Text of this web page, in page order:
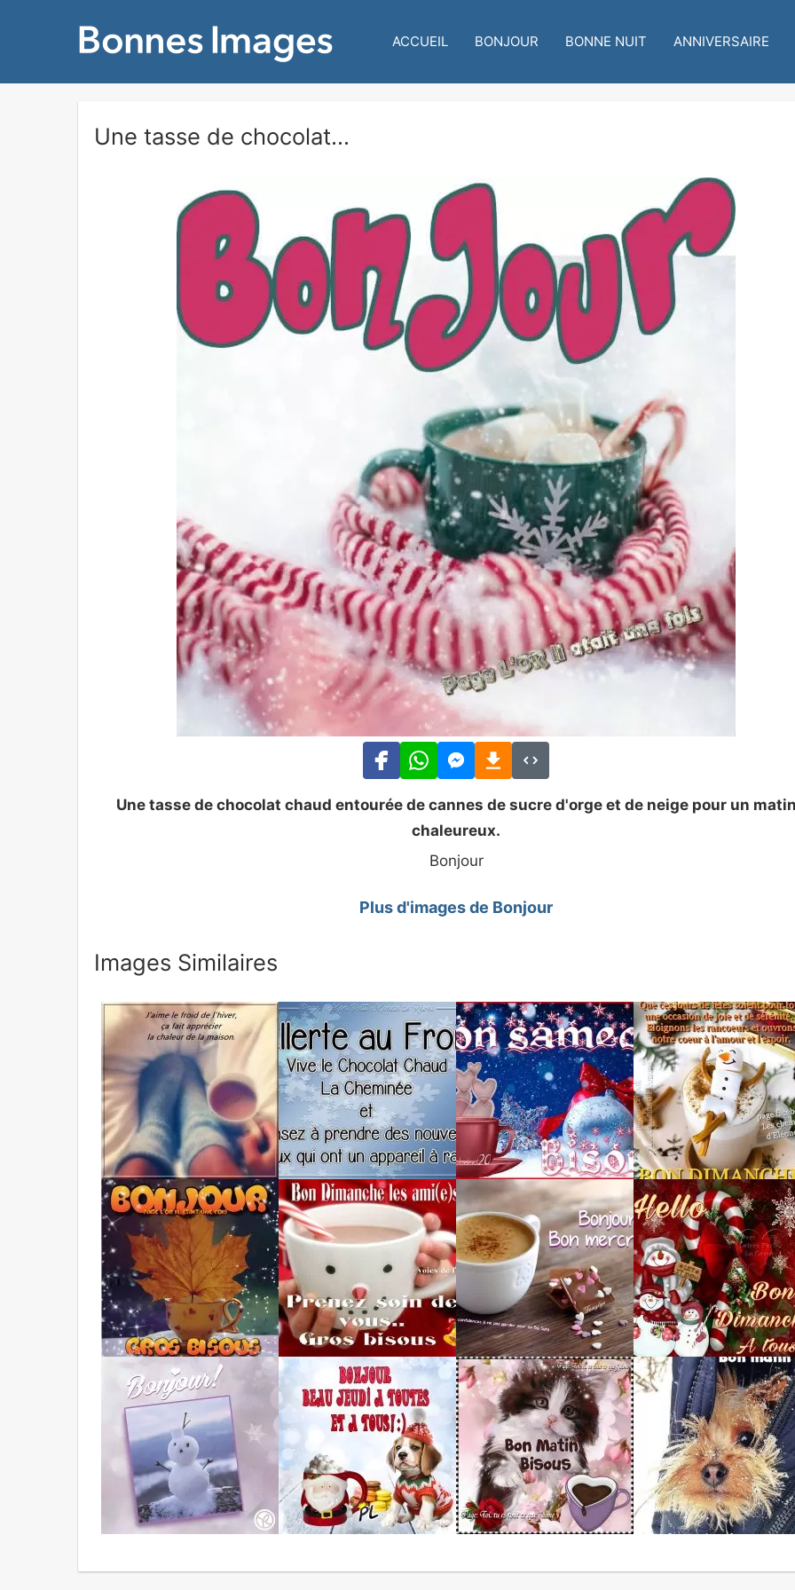
ACCUEIL BONJOUR BONNE NUIT ANNIVERSAIRE
Une tasse de chocolat...
Une tasse de chocolat chaud entourée de cannes de sucre d'orge et de neige pour un
chaleureux.
Bonjour
Plus d'images de Bonjour
Images Similaires